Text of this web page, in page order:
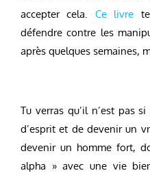
accepter cela. Ce livre
défendre contre les
après quelques semaines,
Tu verras qu’il n’est pas
d’esprit et de devenir un
devenir un homme fort,
alpha » avec une vie